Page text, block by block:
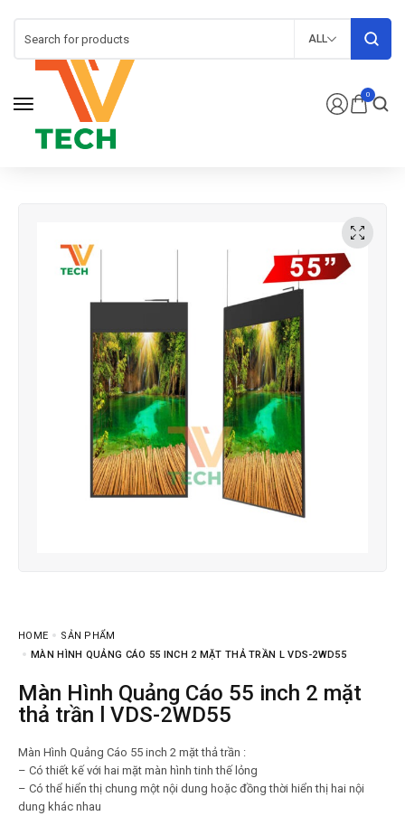
0
ALL
HOME
SẢN PHẨM
MÀN HÌNH QUẢNG CÁO 55 INCH 2 MẶT THẢ TRẦN L VDS-2WD55
Màn Hình Quảng Cáo 55 inch 2 mặt
thả trần l VDS-2WD55
Màn Hình Quảng Cáo 55 inch 2 mặt thả trần :
– Có thiết kế với hai mặt màn hình tinh thế lỏng
– Có thể hiển thị chung một nội dung hoặc đồng thời hiển thị hai nội
dung khác nhau